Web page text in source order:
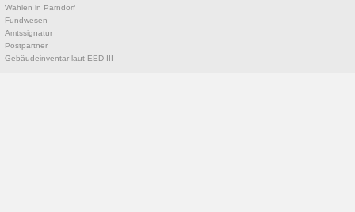
Wahlen in Parndorf
Fundwesen
Amtssignatur
Postpartner
Gebäudeinventar laut EED III